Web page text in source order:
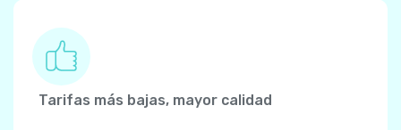
Tarifas más bajas, mayor calidad